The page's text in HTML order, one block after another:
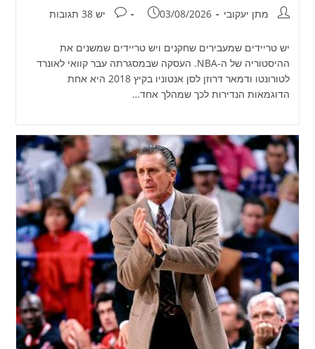
מחבר:מתן יעקובי פורסם:
03/08/2026 תגובות:
יש 38 תגובות
יש טריידים שמעבירים שחקנים ויש טריידים שמשנים את
ההיסטוריה של ה-NBA. העסקה שבמסגרתה עבר קוואי לאונרד
לטורונטו ודמאר דרוזן לסן אנטוניו בקיץ 2018 היא אחת
הדוגמאות הנדירות לכך שמהלך אחד…